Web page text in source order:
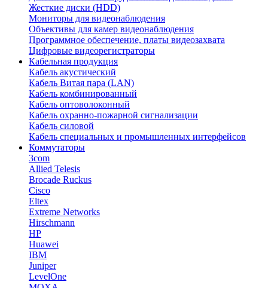
Жесткие диски (HDD)
Мониторы для видеонаблюдения
Объективы для камер видеонаблюдения
Программное обеспечение, платы видеозахвата
Цифровые видеорегистраторы
Кабельная продукция
Кабель акустический
Кабель Витая пара (LAN)
Кабель комбинированный
Кабель оптоволоконный
Кабель охранно-пожарной сигнализации
Кабель силовой
Кабель специальных и промышленных интерфейсов
Коммутаторы
3com
Allied Telesis
Brocade Ruckus
Cisco
Eltex
Extreme Networks
Hirschmann
HP
Huawei
IBM
Juniper
LevelOne